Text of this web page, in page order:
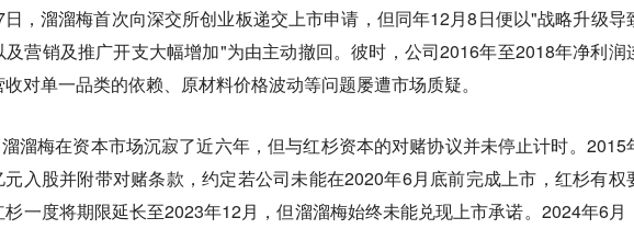
，溜溜梅首次向深交所创业板递交上市申请，但同年12月8日便以"战略升级导
及营销及推广开支大幅增加"为由主动撤回。彼时，公司2016年至2018年净利润
对单一品类的依赖、原材料价格波动等问题屡遭市场质疑。
溜梅在资本市场沉寂了近六年，但与红杉资本的对赌协议并未停止计时。 2015
入股并附带对赌条款，约定若公司未能在2020年6月底前完成上市，红杉有权
杉一度将期限延长至2023年12月，但溜溜梅始终未能兑现上市承诺。2024年6月